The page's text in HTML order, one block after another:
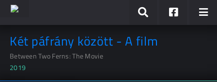
Két páfrány között - A film
Between Two Ferns: The Movie
2019